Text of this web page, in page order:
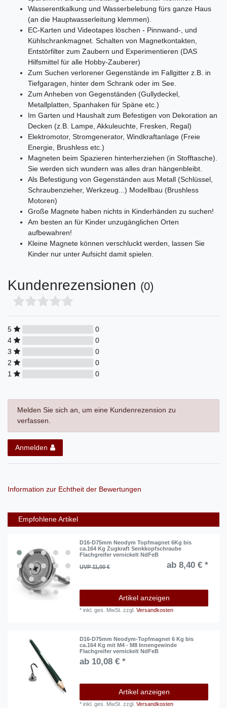
Wasserentkalkung und Wasserbelebung fürs ganze Haus
(an die Hauptwasserleitung klemmen).
EC-Karten und Videotapes löschen - Pinnwand-, und
Kühlschrankmagnet. Schalten von Magnetkontakten,
Entstörfilter zum Zaubern und Experimentieren (DAS
Hilfsmittel für alle Hobby-Zauberer)
Zum Suchen verlorener Gegenstände im Fallgitter z.B. in
Tiefgaragen, hinter dem Schrank oder im See.
Zum Anheben von Gegenständen (Gullydeckel,
Metallplatten, Spanhaken für Späne etc.)
Im Garten und Haushalt zum Befestigen von Dekoration an
Decken (z.B. Lampe, Akkuleuchte, Fresken, Regal)
Elektromotor, Stromgenerator, Windkraftanlage (Freie
Energie, Brushless etc.)
Magneten beim Spazieren hinterherziehen (in Stofftasche).
Sie werden sich wundern was alles dran hängenbleibt.
Als Befestigung von Gegenständen aus Metall (Schlüssel,
Schraubenzieher, Werkzeug...) Modellbau (Brushless
Motoren)
Große Magnete haben nichts in Kinderhänden zu suchen!
Am besten an für Kinder unzugänglichen Orten
aufbewahren!
Kleine Magnete können verschluckt werden, lassen Sie
Kinder nur unter Aufsicht damit spielen.
Kundenrezensionen (0)
5
0
4
0
3
0
2
0
1
0
Melden Sie sich an, um eine Kundenrezension zu
verfassen.
Anmelden
Information zur Echtheit der Bewertungen
Empfohlene Artikel
D16-D75mm Neodym Topfmagnet 6Kg bis
ca.164 Kg Zugkraft Senkkopfschraube
Flachgreifer vernickelt NdFeB
UVP 11,00 €
ab 8,40 € *
Artikel anzeigen
*inkl. ges. MwSt. zzgl.Versandkosten
D16-D75mm Neodym-Topfmagnet 6 Kg bis
ca.164 Kg mit M4 - M8 Innengewinde
Flachgreifer vernickelt NdFeB
ab 10,08 € *
Artikel anzeigen
*inkl. ges. MwSt. zzgl.Versandkosten